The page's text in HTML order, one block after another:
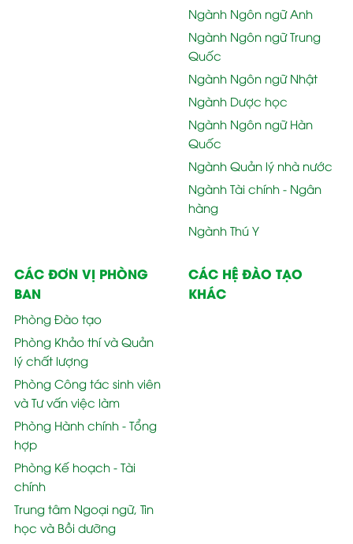
Ngành Ngôn ngữ Anh
Ngành Ngôn ngữ Trung
Quốc
Ngành Ngôn ngữ Nhật
Ngành Dược học
Ngành Ngôn ngữ Hàn
Quốc
Ngành Quản lý nhà nước
Ngành Tài chính - Ngân
hàng
Ngành Thú Y
CÁC ĐƠN VỊ PHÒNG
BAN
Phòng Đào tạo
Phòng Khảo thí và Quản
lý chất lượng
Phòng Công tác sinh viên
và Tư vấn việc làm
Phòng Hành chính - Tổng
hợp
Phòng Kế hoạch - Tài
chính
Trung tâm Ngoại ngữ, Tin
học và Bồi dưỡng
CÁC HỆ ĐÀO TẠO
KHÁC